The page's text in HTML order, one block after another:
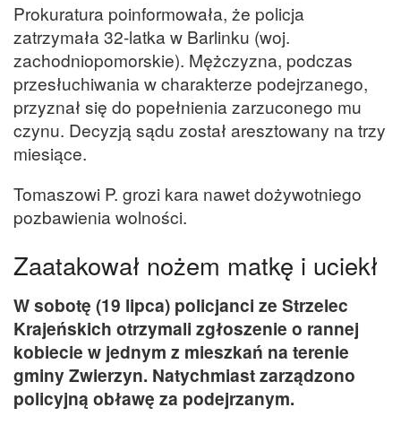
Prokuratura poinformowała, że policja
zatrzymała 32-latka w Barlinku (woj.
zachodniopomorskie). Mężczyzna, podczas
przesłuchiwania w charakterze podejrzanego,
przyznał się do popełnienia zarzuconego mu
czynu. Decyzją sądu został aresztowany na trzy
miesiące.
Tomaszowi P. grozi kara nawet dożywotniego
pozbawienia wolności.
Zaatakował nożem matkę i uciekł
W sobotę (19 lipca) policjanci ze Strzelec
Krajeńskich otrzymali zgłoszenie o rannej
kobiecie w jednym z mieszkań na terenie
gminy Zwierzyn. Natychmiast zarządzono
policyjną obławę za podejrzanym.